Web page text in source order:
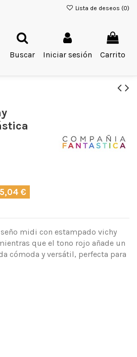
Lista de deseos (0)
Buscar
Iniciar sesión Carrito
€
midi con estampado vichy
que el tono rojo añade un
cómoda y versátil, perfecta para